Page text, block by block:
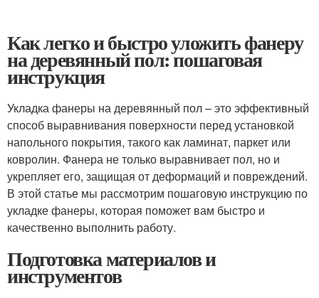
Как легко и быстро уложить фанеру
на деревянный пол: пошаговая
инструкция
Укладка фанеры на деревянный пол – это эффективный
способ выравнивания поверхности перед установкой
напольного покрытия, такого как ламинат, паркет или
ковролин. Фанера не только выравнивает пол, но и
укрепляет его, защищая от деформаций и повреждений.
В этой статье мы рассмотрим пошаговую инструкцию по
укладке фанеры, которая поможет вам быстро и
качественно выполнить работу.
Подготовка материалов и
инструментов